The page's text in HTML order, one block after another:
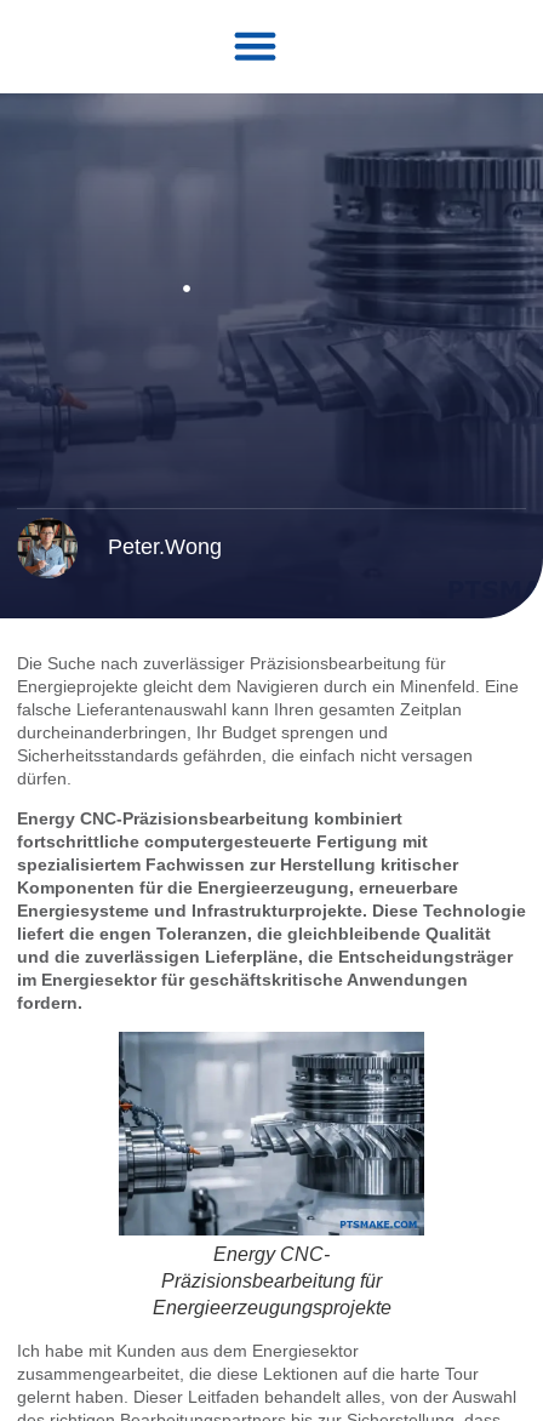
Peter.Wong
Die Suche nach zuverlässiger Präzisionsbearbeitung für
Energieprojekte gleicht dem Navigieren durch ein Minenfeld. Eine
falsche Lieferantenauswahl kann Ihren gesamten Zeitplan
durcheinanderbringen, Ihr Budget sprengen und
Sicherheitsstandards gefährden, die einfach nicht versagen
dürfen.
Energy CNC-Präzisionsbearbeitung kombiniert
fortschrittliche computergesteuerte Fertigung mit
spezialisiertem Fachwissen zur Herstellung kritischer
Komponenten für die Energieerzeugung, erneuerbare
Energiesysteme und Infrastrukturprojekte. Diese Technologie
liefert die engen Toleranzen, die gleichbleibende Qualität
und die zuverlässigen Lieferpläne, die Entscheidungsträger
im Energiesektor für geschäftskritische Anwendungen
fordern.
Energy CNC-
Präzisionsbearbeitung für
Energieerzeugungsprojekte
Ich habe mit Kunden aus dem Energiesektor
zusammengearbeitet, die diese Lektionen auf die harte Tour
gelernt haben. Dieser Leitfaden behandelt alles, von der Auswahl